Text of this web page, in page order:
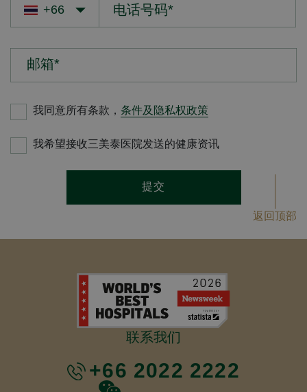
邮箱*
我同意所有条款， 条件及隐私权政策
我希望接收三美泰医院发送的健康资讯
提交
返回顶部
联系我们
+66 2022 2222